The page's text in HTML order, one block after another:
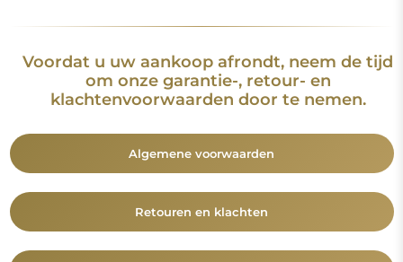
Voordat u uw aankoop afrondt, neem de tijd
om onze garantie-, retour- en
klachtenvoorwaarden door te nemen.
Algemene voorwaarden
Retouren en klachten